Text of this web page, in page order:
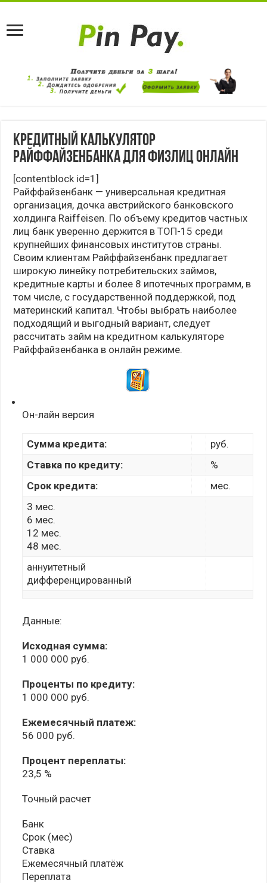
Кредитный калькулятор
Райффайзенбанка для физлиц онлайн
[contentblock id=1]
Райффайзенбанк — универсальная кредитная
организация, дочка австрийского банковского
холдинга Raiffeisen. По объему кредитов частных
лиц банк уверенно держится в ТОП-15 среди
крупнейших финансовых институтов страны.
Своим клиентам Райффайзенбанк предлагает
широкую линейку потребительских займов,
кредитные карты и более 8 ипотечных программ, в
том числе, с государственной поддержкой, под
материнский капитал. Чтобы выбрать наиболее
подходящий и выгодный вариант, следует
рассчитать займ на кредитном калькуляторе
Райффайзенбанка в онлайн режиме.
Он-лайн версия
Сумма кредита:
руб.
Ставка по кредиту:
%
Срок кредита:
мес.
3 мес.
6 мес.
12 мес.
48 мес.
аннуитетный
дифференцированный
Данные:
Исходная сумма:
1 000 000 руб.
Проценты по кредиту:
1 000 000 руб.
Ежемесячный платеж:
56 000 руб.
Процент переплаты:
23,5 %
Точный расчет
Банк
Срок (мес)
Ставка
Ежемесячный платёж
Переплата